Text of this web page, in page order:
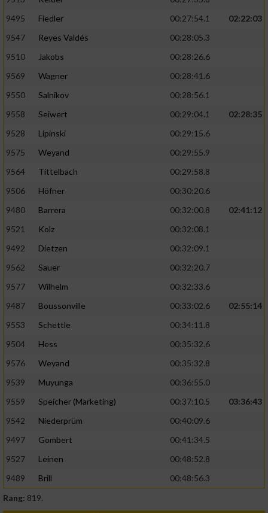
9495
Fiedler 00:27:54.1
02:22:03
9547
Reyes Valdés
00:28:05.3
9510
Jakobs
00:28:26.6
9569
Wagner
00:28:41.6
9550
Salnikov
00:28:56.1
9558
Seiwert 00:29:04.1
02:28:35
9528
Lipinski
00:29:15.6
9575
Weyand
00:29:55.9
9564
Tittelbach
00:29:58.8
9506
Höfner
00:30:20.6
9480
Barrera 00:32:00.8
02:41:12
9521
Kolz
00:32:08.1
9492
Dietzen
00:32:09.1
9562
Sauer
00:32:20.7
9577
Wilhelm
00:32:33.6
9487
Boussonville 00:33:02.6
02:55:14
9553
Schettle
00:34:11.8
9504
Hess
00:35:32.6
9576
Weyand
00:35:32.8
9539
Muyunga
00:36:55.0
9559
Speicher (Marketing) 00:37:10.5
03:36:43
9542
Niederprüm
00:40:09.6
9497
Gombert
00:41:34.5
9527
Leinen
00:48:52.8
9489
Brill
00:48:56.3
Rang: 819.